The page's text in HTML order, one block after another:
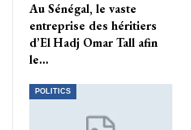
Au Sénégal, le vaste
entreprise des héritiers
d’El Hadj Omar Tall afin
le…
POLITICS